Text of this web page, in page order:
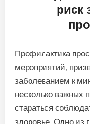
риск
Профилактика
мероприятий,
заболеванием к
несколько важных
стараться
здоровье. Одно из